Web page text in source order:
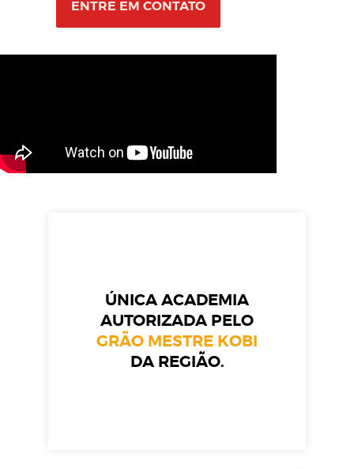
ENTRE EM CONTATO
ÚNICA ACADEMIA
AUTORIZADA PELO
GRÃO MESTRE KOBI
DA REGIÃO.